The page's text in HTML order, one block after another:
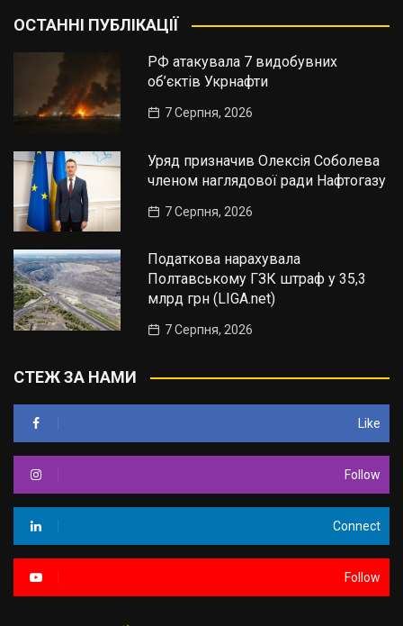
ОСТАННІ ПУБЛІКАЦІЇ
РФ атакувала 7 видобувних
об’єктів Укрнафти
7 Серпня, 2026
Уряд призначив Олексія Соболева
членом наглядової ради Нафтогазу
7 Серпня, 2026
Податкова нарахувала
Полтавському ГЗК штраф у 35,3
млрд грн (LIGA.net)
7 Серпня, 2026
СТЕЖ ЗА НАМИ
Like
Follow
Connect
Follow